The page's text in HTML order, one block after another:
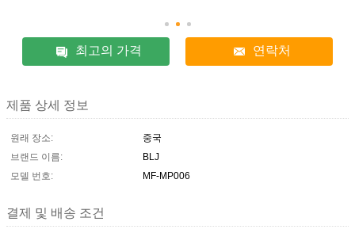
최고의 가격 연락처
제품 상세 정보
원래 장소:
중국
브랜드 이름:
BLJ
모델 번호:
MF-MP006
결제 및 배송 조건